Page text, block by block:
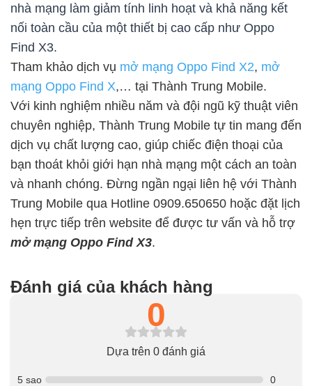
nhà mạng làm giảm tính linh hoạt và khả năng kết
nối toàn cầu của một thiết bị cao cấp như Oppo
Find X3.
Tham khảo dịch vụ mở mạng Oppo Find X2, mở
mạng Oppo Find X,… tại Thành Trung Mobile.
Với kinh nghiệm nhiều năm và đội ngũ kỹ thuật viên
chuyên nghiệp, Thành Trung Mobile tự tin mang đến
dịch vụ chất lượng cao, giúp chiếc điện thoại của
bạn thoát khỏi giới hạn nhà mạng một cách an toàn
và nhanh chóng. Đừng ngần ngại liên hệ với Thành
Trung Mobile qua Hotline 0909.650650 hoặc đặt lịch
hẹn trực tiếp trên website để được tư vấn và hỗ trợ
mở mạng Oppo Find X3.
Đánh giá của khách hàng
0
Dựa trên 0 đánh giá
5 sao
0